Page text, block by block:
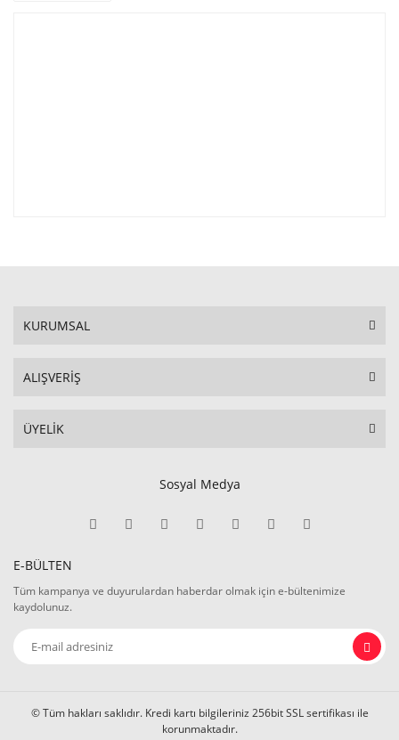
KURUMSAL
ALIŞVERİŞ
ÜYELİK
Sosyal Medya
E-BÜLTEN
Tüm kampanya ve duyurulardan haberdar olmak için e-bültenimize
kaydolunuz.
© Tüm hakları saklıdır. Kredi kartı bilgileriniz 256bit SSL sertifikası ile
korunmaktadır.